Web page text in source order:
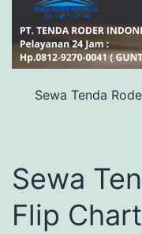
Sewa Tenda
Sewa
Flip